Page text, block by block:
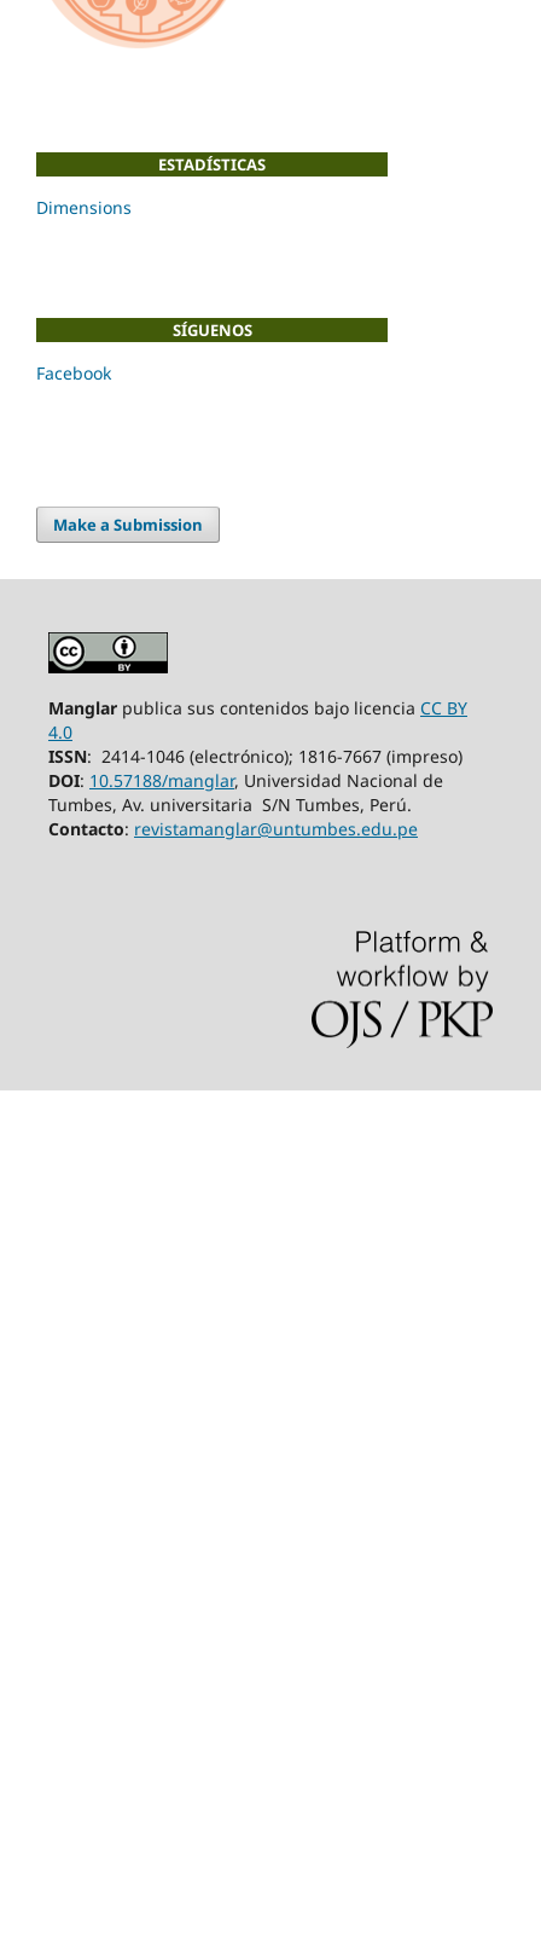
ESTADÍSTICAS
Dimensions
SÍGUENOS
Facebook
Make a Submission
Manglarpublica sus contenidos bajo licencia CC BY
4.0
ISSN: 2414-1046 (electrónico); 1816-7667 (impreso)
DOI: 10.57188/manglar, Universidad Nacional de
Tumbes, Av. universitaria S/N Tumbes, Perú.
Contacto: revistamanglar@untumbes.edu.pe